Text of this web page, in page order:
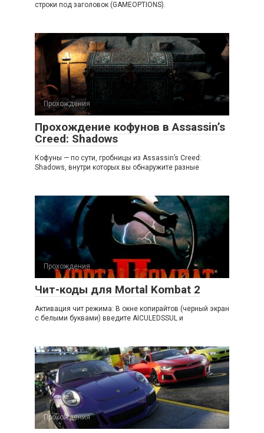
строки под заголовок (GAMEOPTIONS).
Прохождения
Прохождение кофунов в Assassin’s
Creed: Shadows
Кофуны — по сути, гробницы из Assassin’s Creed:
Shadows, внутри которых вы обнаружите разные
Прохождения
Чит-коды для Mortal Kombat 2
Активация чит режима: В окне копирайтов (черный экран
с белыми буквами) введите AICULEDSSUL и
Прохождения